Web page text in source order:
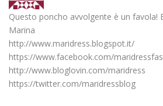
Questo poncho avvolgente è un favola!
Marina
http://www.maridress.blogspot.it/
https://www.facebook.com/
http://www.bloglovin.com/maridress
https://twitter.com/maridressblog